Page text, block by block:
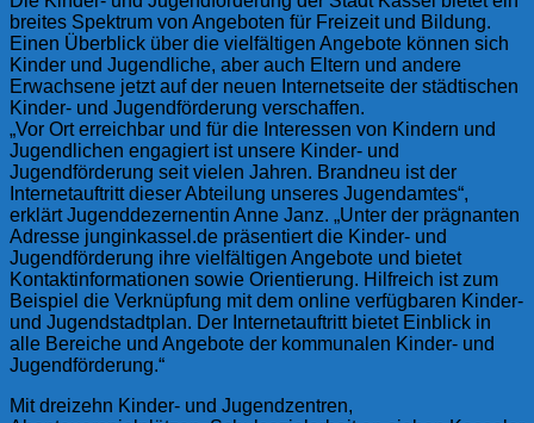
breites Spektrum von Angeboten für Freizeit und Bildung.
Einen Überblick über die vielfältigen Angebote können sich
Kinder und Jugendliche, aber auch Eltern und andere
Erwachsene jetzt auf der neuen Internetseite der städtischen
Kinder- und Jugendförderung verschaffen.
„Vor Ort erreichbar und für die Interessen von Kindern und
Jugendlichen engagiert ist unsere Kinder- und
Jugendförderung seit vielen Jahren. Brandneu ist der
Internetauftritt dieser Abteilung unseres Jugendamtes“,
erklärt Jugenddezernentin Anne Janz. „Unter der prägnanten
Adresse junginkassel.de präsentiert die Kinder- und
Jugendförderung ihre vielfältigen Angebote und bietet
Kontaktinformationen sowie Orientierung. Hilfreich ist zum
Beispiel die Verknüpfung mit dem online verfügbaren Kinder-
und Jugendstadtplan. Der Internetauftritt bietet Einblick in
alle Bereiche und Angebote der kommunalen Kinder- und
Jugendförderung.“
Mit dreizehn Kinder- und Jugendzentren,